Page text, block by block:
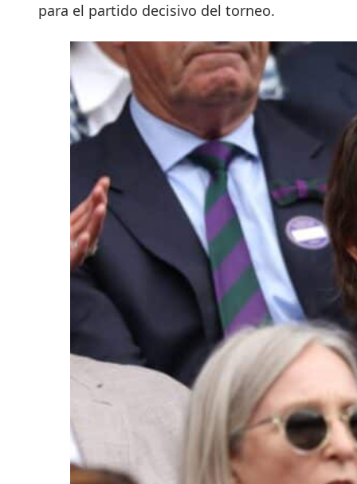
para el partido decisivo del torneo.